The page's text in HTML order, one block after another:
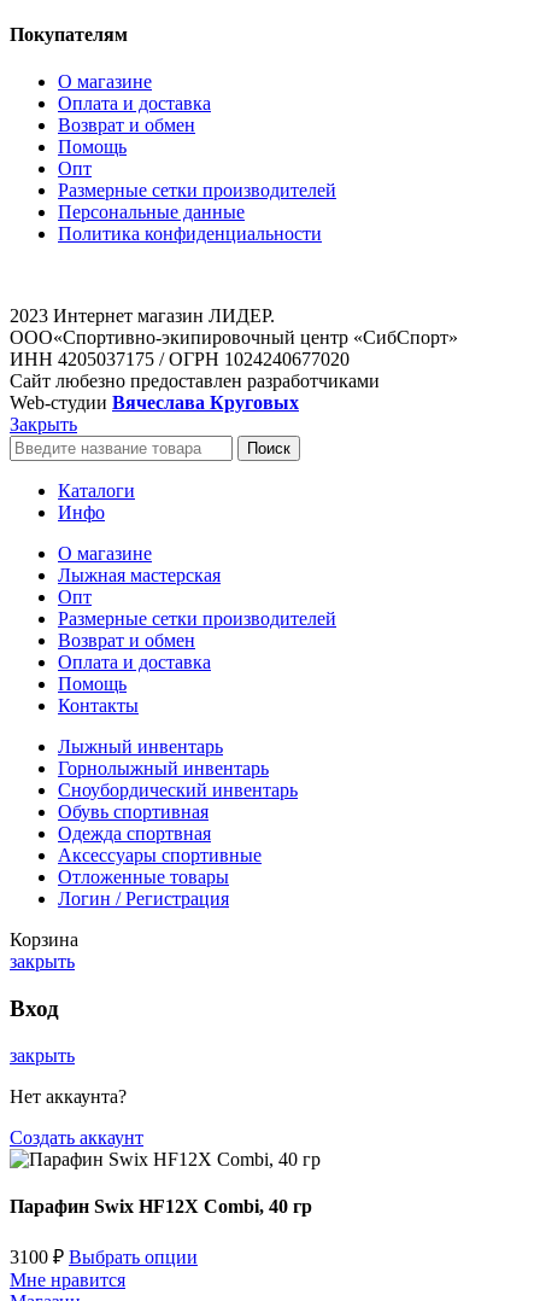
Покупателям
О магазине
Оплата и доставка
Возврат и обмен
Помощь
Опт
Размерные сетки производителей
Персональные данные
Политика конфиденциальности
2023 Интернет магазин ЛИДЕР.
ООО«Спортивно-экипировочный центр «СибСпорт»
ИНН 4205037175 / ОГРН 1024240677020
Сайт любезно предоставлен разработчиками
Web-студии Вячеслава Круговых
Закрыть
Поиск
Каталоги
Инфо
О магазине
Лыжная мастерская
Опт
Размерные сетки производителей
Возврат и обмен
Оплата и доставка
Помощь
Контакты
Лыжный инвентарь
Горнолыжный инвентарь
Сноубордический инвентарь
Обувь спортивная
Одежда спортвная
Аксессуары спортивные
Отложенные товары
Логин / Регистрация
Корзина
закрыть
Вход
закрыть
Нет аккаунта?
Создать аккаунт
Парафин Swix HF12X Combi, 40 гр
3100 ₽ Выбрать опции
Мне нравится